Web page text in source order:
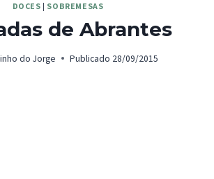
DOCES | SOBREMESAS
de Abrantes
do Jorge Publicado 28/09/2015